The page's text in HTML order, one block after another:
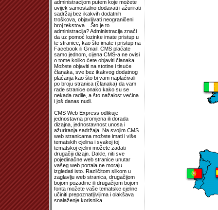
administracijom putem koje možete
uvijek samostalno dodavati i ažurirati
sadržaj bez ikakvih dodatnih
troškova, objavljivati neograničeni
broj tekstova... Što je to
administracija? Administracija znači
da uz pomoć lozinke imate pristup u
te stranice, kao što imate i pristup na
Facebook ili Gmail. CMS plaćate
samo jednom, cijena CMS-a ne ovisi
o tome koliko ćete objaviti članaka.
Možete objaviti na stotine i tisuće
članaka, sve bez ikakvog dodatnog
plaćanja kao što bi vam naplaćivali
po broju stranica (članaka) da vam
rade stranice onako kako su se
nekada radile, a što nažalost većina
i još danas nudi.
CMS Web Express odlikuje
jednostavna promjena ili dorada
dizajna, jednostavnost unosa i
ažuriranja sadržaja. Na svojim CMS
web stranicama možete imati i više
tematskih cjelina i svakoj toj
tematskoj cjelini možete zadati
drugačiji dizajn. Dakle, niti sve
pojedinačne web stranice unutar
vašeg web portala ne moraju
izgledati isto. Različitom slikom u
zaglavlju web stranica, drugačijom
bojom pozadine ili drugačijom bojom
fonta možete vaše tematske cjeline
učiniti prepoznatljivijima i olakšava
snalaženje korisnika.